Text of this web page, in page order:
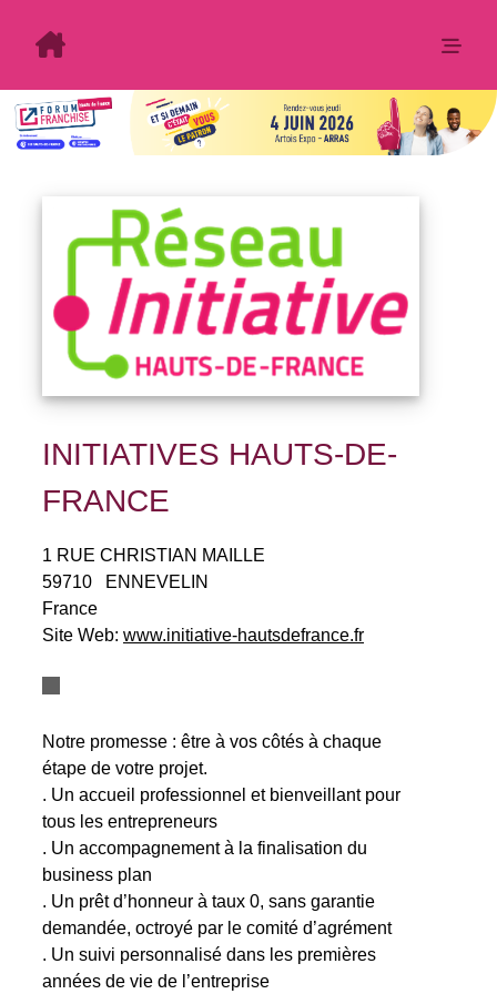
INITIATIVES HAUTS-DE-
FRANCE
1 RUE CHRISTIAN MAILLE
59710
ENNEVELIN
France
Site Web: www.initiative-hautsdefrance.fr
Notre promesse : être à vos côtés à chaque
étape de votre projet.
. Un accueil professionnel et bienveillant pour
tous les entrepreneurs
. Un accompagnement à la finalisation du
business plan
. Un prêt d’honneur à taux 0, sans garantie
demandée, octroyé par le comité d’agrément
. Un suivi personnalisé dans les premières
années de vie de l’entreprise